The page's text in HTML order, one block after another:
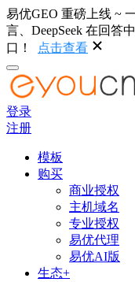
易优GEO 重磅上线 ~
言、DeepSeek 在回答
口！
点击查看
登录
注册
模板
购买
商业授权
主机域名
专业授权
易优代理
易优AI版
生态+